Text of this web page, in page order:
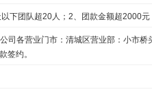
下团队超20人；2、团款金额超2000元
司各营业门市：清城区营业部：小市
签约。